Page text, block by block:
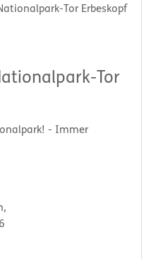
Tor Erbeskopf
Tor
- Immer